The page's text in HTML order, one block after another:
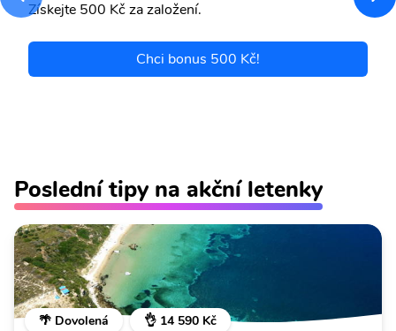
Získejte 500 Kč za založení.
Chci bonus 500 Kč!
Poslední tipy na akční letenky
🌴 Dovolená 👌 14 590 Kč